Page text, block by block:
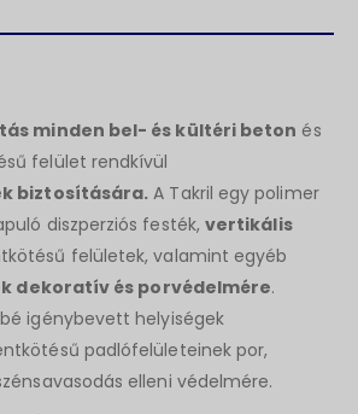
minden bel- és kültéri beton és
felület rendkívül
biztosítására. A Takril egy polimer
diszperziós festék, vertikális
felületek, valamint egyéb
dekoratív és porvédelmére.
igénybevett helyiségek
padlófelületeinek por,
elleni védelmére.